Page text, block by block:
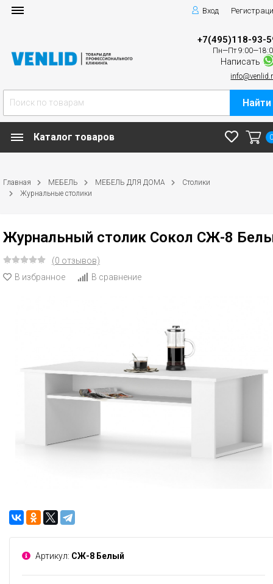
Вход
+7(495)118-93-
Пн—Пт
Написать
Найти
Каталог товаров
Главная МЕБЕЛЬ МЕБЕЛЬ ДЛЯ ДОМА
Столики
Журнальные столики
Журнальный столик Сокол СЖ-8
(0 отзывов)
В избранное
В сравнение
Артикул: СЖ-8 Белый